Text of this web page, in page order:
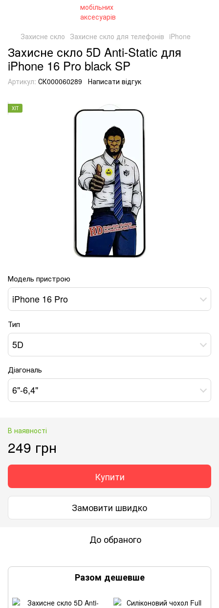
Захисне скло Захисне скло для телефонів iPhone
Захисне скло 5D Anti-Static для
iPhone 16 Pro black SP
Артикул: СК000060289 Написати відгук
ХІТ
Модель пристрою
iPhone 16 Pro
Тип
5D
Діагональ
6"-6,4"
В наявності
249 грн
Купити
Замовити швидко
До обраного
Разом дешевше